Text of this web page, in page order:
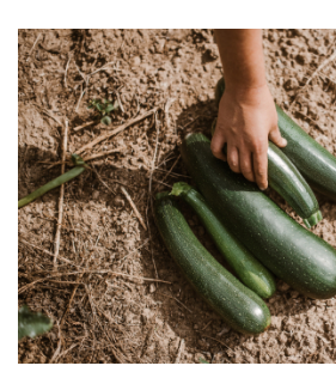
Afbeelding